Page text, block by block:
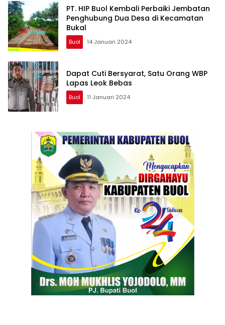
PT. HIP Buol Kembali Perbaiki Jembatan
Penghubung Dua Desa di Kecamatan
Bukal
Buol 14 Januari 2024
Dapat Cuti Bersyarat, Satu Orang WBP
Lapas Leok Bebas
Buol 11 Januari 2024